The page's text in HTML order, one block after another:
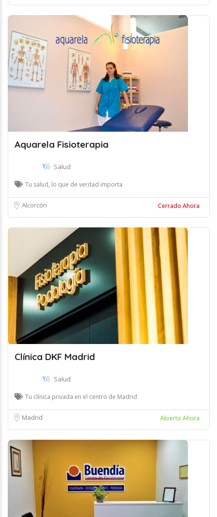
Aquarela Fisioterapia
Salud
Tu salud, lo que de verdad importa
Alcorcón Cerrado Ahora
Clínica DKF Madrid
Salud
Tu clínica privada en el centro de Madrid
Madrid Abierto Ahora